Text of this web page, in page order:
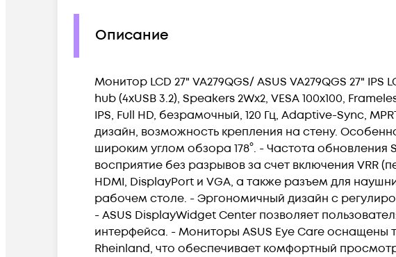
Описание
Монитор LCD 27" VA279QGS/ ASUS VA279QGS 27" IPS
hub (4xUSB 3.2), Speakers 2Wx2, VESA 100x100,
IPS, Full HD, безрамочный, 120 Гц, Adaptive-Sync,
дизайн, возможность крепления на стену.
широким углом обзора 178°. - Частота обновления
восприятие без разрывов за счет включения
HDMI, DisplayPort и VGA, а также разъем для
рабочем столе. - Эргономичный дизайн с
- ASUS DisplayWidget Center позволяет
интерфейса. - Мониторы ASUS Eye Care оснащены
Rheinland, что обеспечивает комфортный